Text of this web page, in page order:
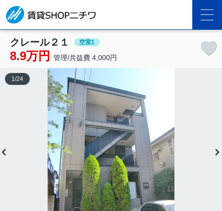
クレール２１ 空室1
8.9万円 管理/共益費 4,000円
1 /24